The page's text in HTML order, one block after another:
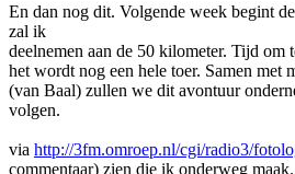
En dan nog dit. Volgende week begint
zal ik
deelnemen aan de 50 kilometer. Tijd om
het wordt nog een hele toer. Samen met
(van Baal) zullen we dit avontuur
volgen.
via http://3fm.omroep.nl/cgi/radio3/
commentaar) zien die ik onderweg